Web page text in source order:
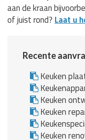
aan de kraan
of juist rond? Laat u
Recente
Keuken
Keuken
Keuken
Keuken